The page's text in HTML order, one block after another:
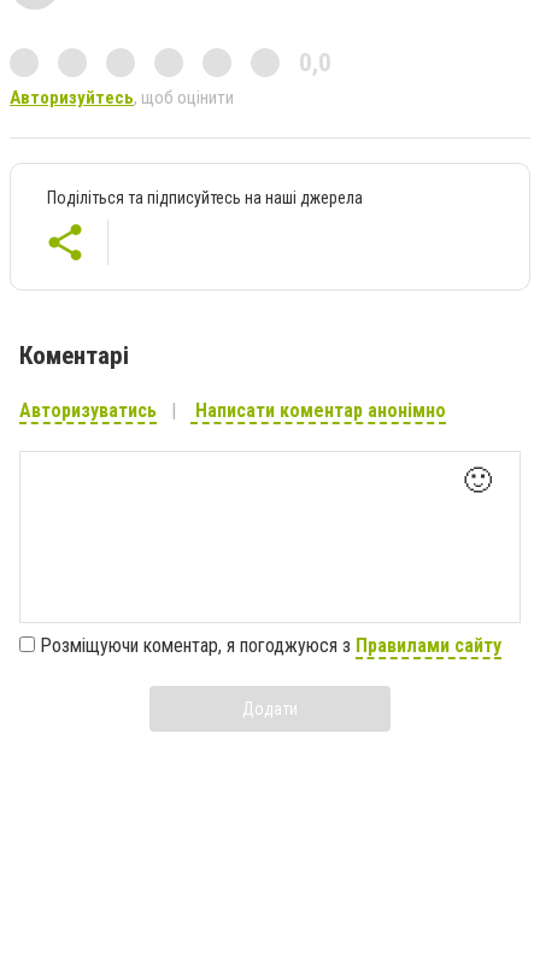
0,0
Авторизуйтесь, щоб оцінити
Поділіться та підписуйтесь на наші джерела
Коментарі
Авторизуватись Написати коментар анонімно
🙂
Розміщуючи коментар, я погоджуюся з Правилами сайту
Додати